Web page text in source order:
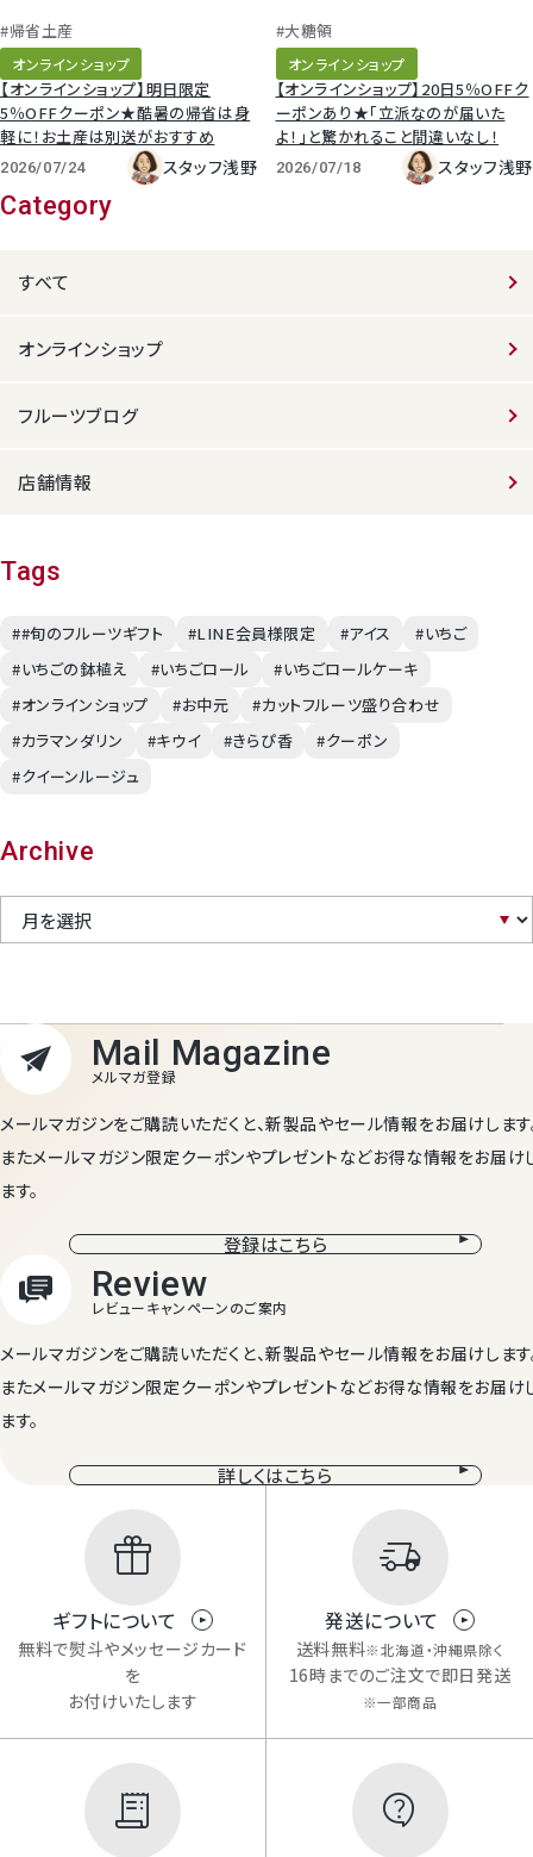
#帰省土産
オンラインショップ
【オンラインショップ】明日限定
5％OFFクーポン★酷暑の帰省は身
軽に！お土産は別送がおすすめ
2026/07/24 スタッフ浅野
#大糖領
オンラインショップ
【オンラインショップ】20日5％OFFク
ーポンあり★「立派なのが届いた
よ！」と驚かれること間違いなし！
2026/07/18 スタッフ浅野
Category
すべて
オンラインショップ
フルーツブログ
店舗情報
Tags
##旬のフルーツギフト #LINE会員様限定 #アイス
#いちご
#いちごの鉢植え
#いちごロール
#いちごロールケーキ
#オンラインショップ
#お中元
#カットフルーツ盛り合わせ
#カラマンダリン
#キウイ #きらぴ香
#クーポン
#クイーンルージュ
Archive
メールマガジンをご購読いただくと、新製品やセール情報をお届けします
またメールマガジン限定クーポンやプレゼントなどお得な情報をお届け
ます。
登録はこちら
メールマガジンをご購読いただくと、新製品やセール情報をお届けします
またメールマガジン限定クーポンやプレゼントなどお得な情報をお届け
ます。
詳しくはこちら
ギフトについて
無料で熨斗やメッセージカード
を
お付けいたします
発送について
送料無料※北海道・沖縄県除く
16時までのご注文で即日発送
※一部商品